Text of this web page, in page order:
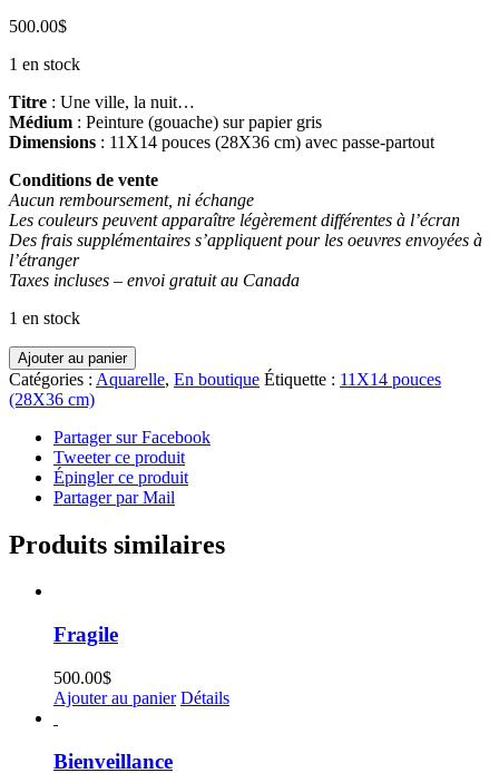
500.00$
1 en stock
Titre : Une ville, la nuit…
Médium : Peinture (gouache) sur papier gris
Dimensions : 11X14 pouces (28X36 cm) avec passe-partout
Conditions de vente
Aucun remboursement, ni échange
Les couleurs peuvent apparaître légèrement différentes à l’écran
Des frais supplémentaires s’appliquent pour les oeuvres envoyées à
l’étranger
Taxes incluses – envoi gratuit au Canada
1 en stock
quantité
de
Une
ville,
nuit...
Ajouter au panier
Catégories : Aquarelle, En boutique Étiquette : 11X14 pouces
(28X36 cm)
Partager sur Facebook
Tweeter ce produit
Épingler ce produit
Partager par Mail
Produits similaires
Fragile
500.00$
Ajouter au panier Détails
Bienveillance